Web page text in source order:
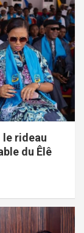
le rideau
du Êlê